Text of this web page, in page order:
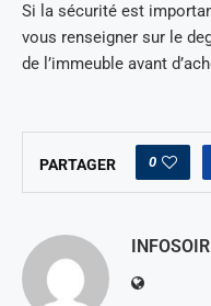
Si la sécurité est
vous renseigner sur le
de l’immeuble avant
PARTAGER 0
INFOSOIR